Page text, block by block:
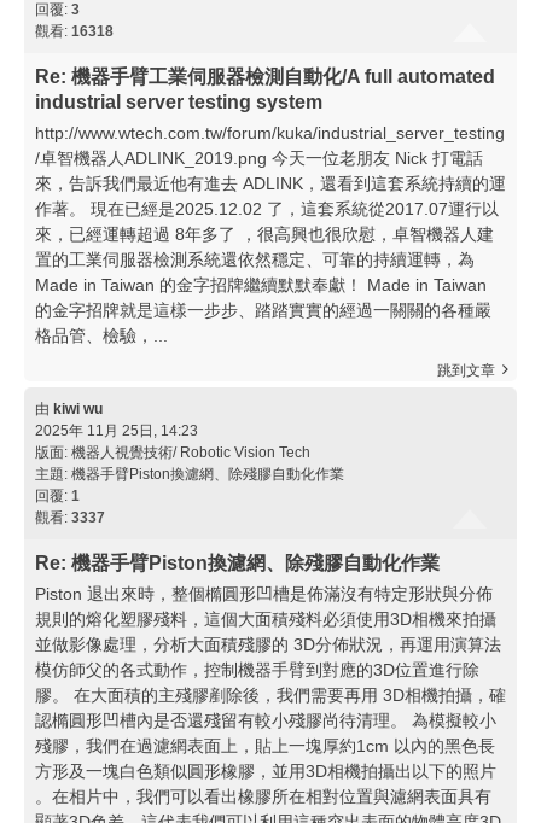
回覆: 3
觀看: 16318
Re: 機器手臂工業伺服器檢測自動化/A full automated
industrial server testing system
http://www.wtech.com.tw/forum/kuka/industrial_server_testing
/卓智機器人ADLINK_2019.png 今天一位老朋友 Nick 打電話
來，告訴我們最近他有進去 ADLINK，還看到這套系統持續的運
作著。 現在已經是2025.12.02 了，這套系統從2017.07運行以
來，已經運轉超過 8年多了 ，很高興也很欣慰，卓智機器人建
置的工業伺服器檢測系統還依然穩定、可靠的持續運轉，為
Made in Taiwan 的金字招牌繼續默默奉獻！ Made in Taiwan
的金字招牌就是這樣一步步、踏踏實實的經過一關關的各種嚴
格品管、檢驗，...
跳到文章
由 kiwi wu
2025年 11月 25日, 14:23
版面: 機器人視覺技術/ Robotic Vision Tech
主題: 機器手臂Piston換濾網、除殘膠自動化作業
回覆: 1
觀看: 3337
Re: 機器手臂Piston換濾網、除殘膠自動化作業
Piston 退出來時，整個橢圓形凹槽是佈滿沒有特定形狀與分佈
規則的熔化塑膠殘料，這個大面積殘料必須使用3D相機來拍攝
並做影像處理，分析大面積殘膠的 3D分佈狀況，再運用演算法
模仿師父的各式動作，控制機器手臂到對應的3D位置進行除
膠。 在大面積的主殘膠剷除後，我們需要再用 3D相機拍攝，確
認橢圓形凹槽內是否還殘留有較小殘膠尚待清理。 為模擬較小
殘膠，我們在過濾網表面上，貼上一塊厚約1cm 以內的黑色長
方形及一塊白色類似圓形橡膠，並用3D相機拍攝出以下的照片
。在相片中，我們可以看出橡膠所在相對位置與濾網表面具有